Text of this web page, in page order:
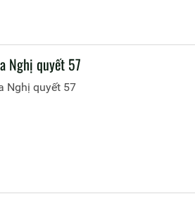
Nghị quyết 57
Nghị quyết 57